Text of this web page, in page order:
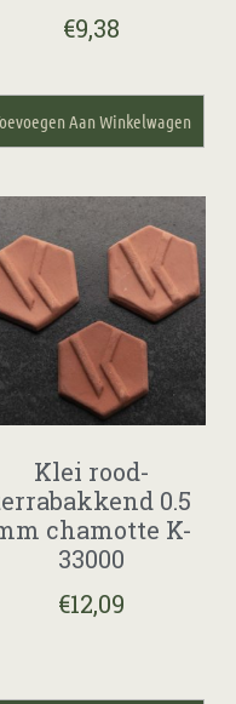
€9,38
Aan Winkelwagen
Klei rood-
0.5
chamotte K-
33000
€12,09